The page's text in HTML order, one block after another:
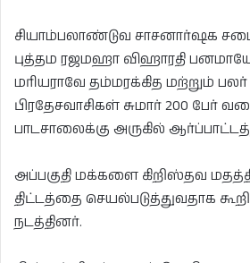
சியாம்பலாண்டுவ சாசனார்ஷக
புத்தம ரஜமஹா விஹாரதி
மரியராவே தம்மரக்கித மற்றும்
பிரதேசவாசிகள் சுமார் 200 பேர்
பாடசாலைக்கு அருகில்
அப்பகுதி மக்களை கிறிஸ்தவ
திட்டத்தை செயல்படுத்துவதாக
நடத்தினர்.